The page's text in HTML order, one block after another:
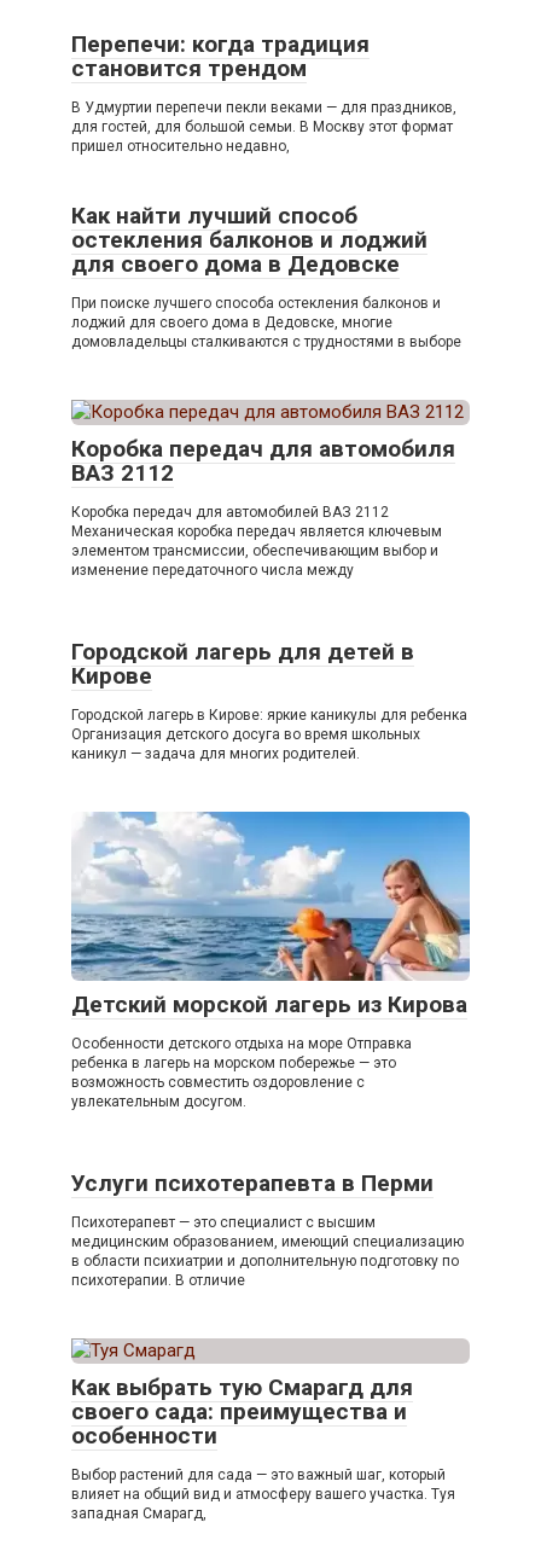
Перепечи: когда традиция
становится трендом
В Удмуртии перепечи пекли веками — для праздников,
для гостей, для большой семьи. В Москву этот формат
пришел относительно недавно,
Как найти лучший способ
остекления балконов и лоджий
для своего дома в Дедовске
При поиске лучшего способа остекления балконов и
лоджий для своего дома в Дедовске, многие
домовладельцы сталкиваются с трудностями в выборе
Коробка передач для автомобиля
ВАЗ 2112
Коробка передач для автомобилей ВАЗ 2112
Механическая коробка передач является ключевым
элементом трансмиссии, обеспечивающим выбор и
изменение передаточного числа между
Городской лагерь для детей в
Кирове
Городской лагерь в Кирове: яркие каникулы для ребенка
Организация детского досуга во время школьных
каникул — задача для многих родителей.
Детский морской лагерь из Кирова
Особенности детского отдыха на море Отправка
ребенка в лагерь на морском побережье — это
возможность совместить оздоровление с
увлекательным досугом.
Услуги психотерапевта в Перми
Психотерапевт — это специалист с высшим
медицинским образованием, имеющий специализацию
в области психиатрии и дополнительную подготовку по
психотерапии. В отличие
Как выбрать тую Смарагд для
своего сада: преимущества и
особенности
Выбор растений для сада — это важный шаг, который
влияет на общий вид и атмосферу вашего участка. Туя
западная Смарагд,